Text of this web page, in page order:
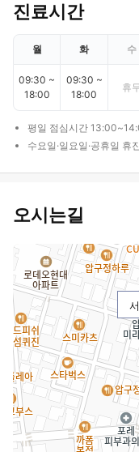
진료시간
월 화 수
09:30 ~
18:00
09:30 ~
18:00
휴
평일 점심시간
수요일·일요일·공휴일 휴진
오시는길